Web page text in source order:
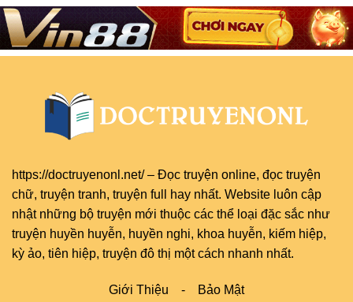
https://doctruyenonl.net/– Đọc truyện online, đọc truyện
chữ, truyện tranh, truyện full
hay nhất. Website luôn cập
nhật những bộ truyện mới thuộc các thể loại đặc sắc như
truyện huyền huyễn, huyền nghi, khoa huyễn, kiếm hiệp,
kỳ ảo, tiên hiệp, truyện đô thị một cách nhanh nhất.
Giới Thiệu - Bảo Mật